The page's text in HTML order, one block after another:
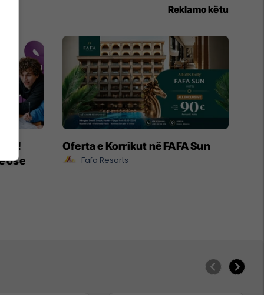
Reklamo këtu
ose
Oferta e Korrikut në FAFA Sun
Fafa Resorts